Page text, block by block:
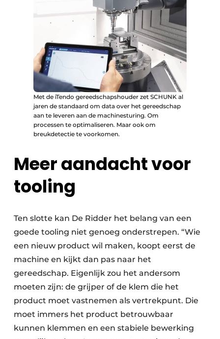
Met de iTendo gereedschapshouder zet SCHUNK al
jaren de standaard om data over het gereedschap
aan te leveren aan de machinesturing. Om
processen te optimaliseren. Maar ook om
breukdetectie te voorkomen.
Meer aandacht voor
tooling
Ten slotte kan De Ridder het belang van een
goede tooling niet genoeg onderstrepen. “Wie
een nieuw product wil maken, koopt eerst de
machine en kijkt dan pas naar het
gereedschap. Eigenlijk zou het andersom
moeten zijn: de grijper of de klem die het
product moet vastnemen als vertrekpunt. Die
moet immers het product betrouwbaar
kunnen klemmen en een stabiele bewerking